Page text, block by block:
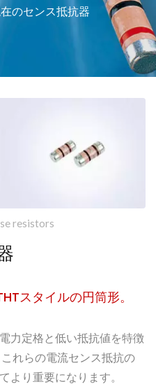
のセンス抵抗器
resistors
スタイルの円筒形。
力定格と低い抵抗値を特徴
れらの電流センス抵抗の
より重要になります。